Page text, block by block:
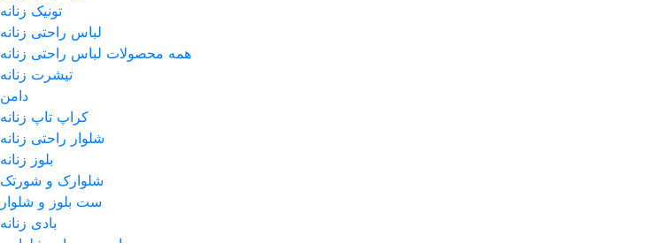
تونیک زنانه
لباس راحتی زنانه
همه محصولات لباس راحتی زنانه
تیشرت زنانه
دامن
کراپ تاپ زنانه
شلوار راحتی زنانه
بلوز زنانه
شلوارک و شورتک
ست بلوز و شلوار
بادی زنانه